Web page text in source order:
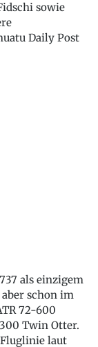
sowie
Daily Post
als einzigem
aber schon im
72-600
Twin Otter.
laut